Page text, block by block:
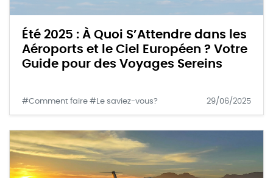
Été 2025 : À Quoi S’Attendre dans les
Aéroports et le Ciel Européen ? Votre
Guide pour des Voyages Sereins
#Comment faire #Le saviez-vous? 29/06/2025